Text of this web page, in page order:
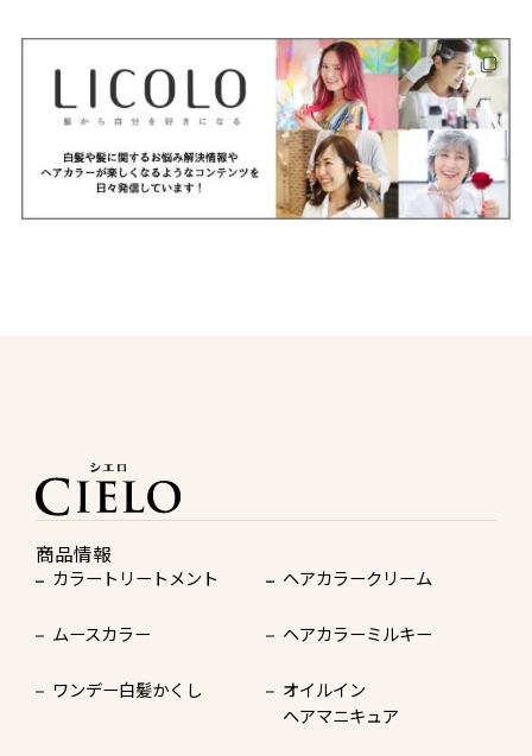
商品情報
カラートリートメント ヘアカラークリーム
ムースカラー ヘアカラーミルキー
ワンデー白髪かくし
オイルイン
ヘアマニキュア